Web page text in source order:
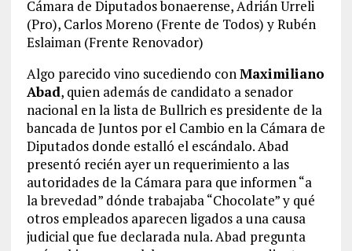
Cámara de Diputados bonaerense, Adrián Urreli
(Pro), Carlos Moreno (Frente de Todos) y Rubén
Eslaiman (Frente Renovador)
Algo parecido vino sucediendo conMaximiliano
Abad, quien además de candidato a senador
nacional en la lista de Bullrich es presidente de la
bancada de Juntos por el Cambio en la Cámara de
Diputados donde estalló el escándalo. Abad
presentó recién ayer un requerimiento a las
autoridades de la Cámara para que informen “a
la brevedad” dónde trabajaba “Chocolate” y qué
otros empleados aparecen ligados a una causa
judicial que fue declarada nula. Abad pregunta